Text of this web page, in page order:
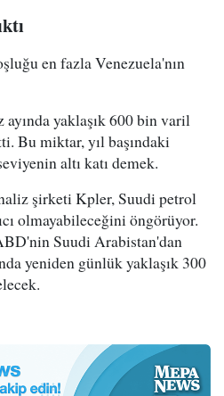
en fazla Venezuela'nın
yaklaşık 600 bin varil
Bu miktar, yıl başındaki
altı katı demek.
şirketi Kpler, Suudi petrol
olmayabileceğini öngörüyor.
Suudi Arabistan'dan
yeniden günlük yaklaşık 300